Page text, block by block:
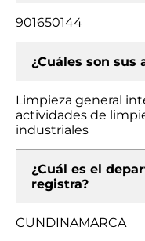
901650144
¿Cuáles son sus
Limpieza general
actividades de
industriales
¿Cuál es el
registra?
CUNDINAMARCA